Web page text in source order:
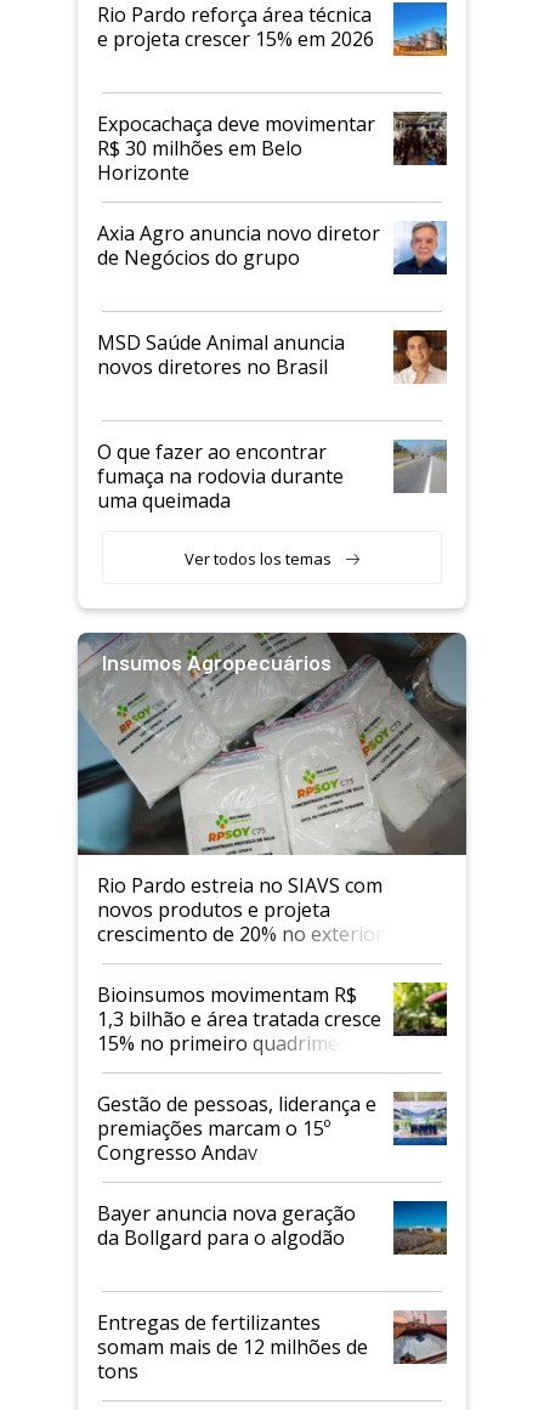
Rio Pardo reforça área técnica
e projeta crescer 15% em 2026
Expocachaça deve movimentar
R$ 30 milhões em Belo
Horizonte
Axia Agro anuncia novo diretor
de Negócios do grupo
MSD Saúde Animal anuncia
novos diretores no Brasil
O que fazer ao encontrar
fumaça na rodovia durante
uma queimada
Ver todos los temas
Insumos Agropecuários
Rio Pardo estreia no SIAVS com
novos produtos e projeta
crescimento de 20% no exterior
Bioinsumos movimentam R$
1,3 bilhão e área tratada cresce
15% no primeiro quadrimestre
de 2026
Gestão de pessoas, liderança e
premiações marcam o 15º
Congresso Andav
Bayer anuncia nova geração
da Bollgard para o algodão
Entregas de fertilizantes
somam mais de 12 milhões de
tons